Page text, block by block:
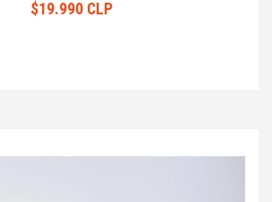
$19.990 CLP